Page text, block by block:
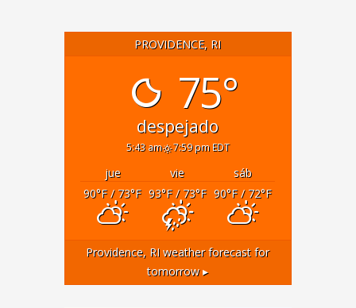
PROVIDENCE, RI
75°
despejado
5:43 am 7:59 pm EDT
jue vie
sáb
90°F/ 73°F 93°F/ 73°F 90°F/ 72°F
Providence, RI weather forecast for
tomorrow ▸